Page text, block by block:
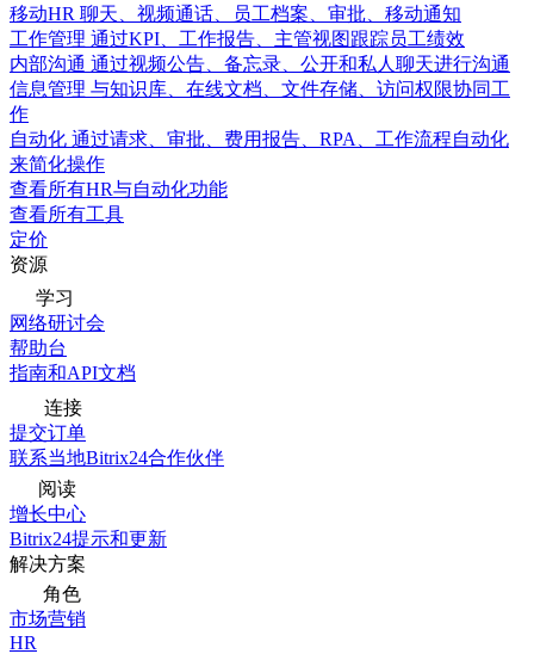
移动HR 聊天、视频通话、员工档案、审批、移动通知
工作管理 通过KPI、工作报告、主管视图跟踪员工绩效
内部沟通 通过视频公告、备忘录、公开和私人聊天进行沟通
信息管理 与知识库、在线文档、文件存储、访问权限协同工
作
自动化 通过请求、审批、费用报告、RPA、工作流程自动化
来简化操作
查看所有HR与自动化功能
查看所有工具
定价
资源
学习
网络研讨会
帮助台
指南和API文档
连接
提交订单
联系当地Bitrix24合作伙伴
阅读
增长中心
Bitrix24提示和更新
解决方案
角色
市场营销
HR